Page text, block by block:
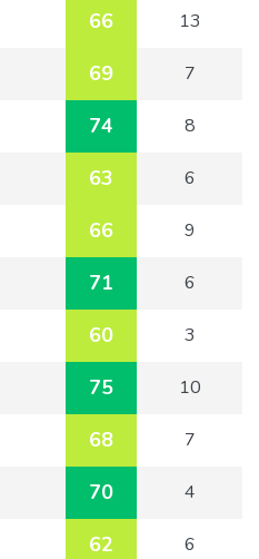
66 13
69 7
74 8
63 6
66 9
71 6
60 3
75 10
68 7
70 4
62 6